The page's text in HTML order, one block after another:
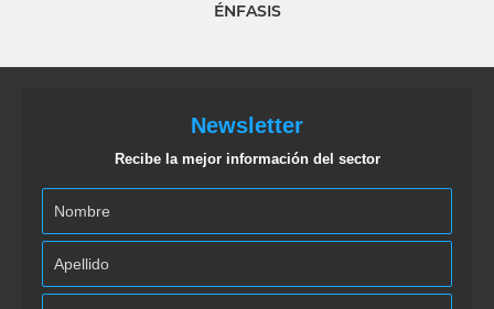
ÉNFASIS
Newsletter
Recibe la mejor información del sector